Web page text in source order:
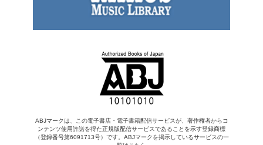
ABJマークは、この電子書店・電子書籍配信サービスが、著作権者からコ
ンテンツ使用許諾を得た正規版配信サービスであることを示す登録商標
（登録番号第6091713号）です。ABJマークを掲示しているサービスの一